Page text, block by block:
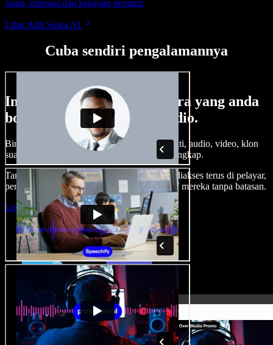
suara, intonasi dan kelajuan penutur.
Lihat Alih Suara AI
Cuba sendiri pengalamannya
Ini hanya sebahagian perkara yang anda
boleh buat di Speechify Studio.
Bina suara latar, tambah imej stok tanpa royalti, audio, video, klon
suara anda, untuk projek audio video yang lengkap.
Tanpa keluk pembelajaran dan semua boleh diakses terus di pelayar,
pencipta boleh realisasikan segala idea kreatif mereka tanpa batasan.
Lancarkan Studio